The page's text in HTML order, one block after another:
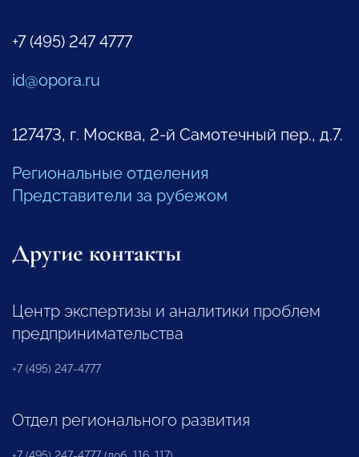
+7 (495) 247 4777
id@opora.ru
127473, г. Москва, 2-й Самотечный пер., д.7.
Региональные отделения
Представители за рубежом
Другие контакты
Центр экспертизы и аналитики проблем
предпринимательства
+7 (495) 247-4777
Отдел регионального развития